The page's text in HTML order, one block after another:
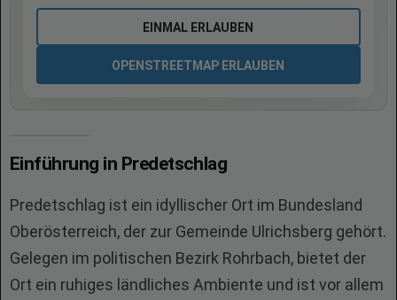
EINMAL ERLAUBEN
OPENSTREETMAP ERLAUBEN
Einführung in Predetschlag
Predetschlag ist ein idyllischer Ort im Bundesland
Oberösterreich, der zur Gemeinde Ulrichsberg gehört.
Gelegen im politischen Bezirk Rohrbach, bietet der
Ort ein ruhiges ländliches Ambiente und ist vor allem